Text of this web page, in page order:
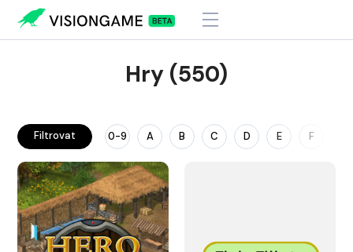
Hry (550)
Filtrovat 0-9 A B C D E F